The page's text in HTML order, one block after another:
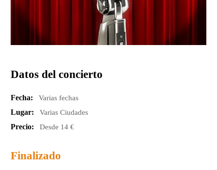
Datos del concierto
Fecha: Varias fechas
Lugar: Varias Ciudades
Precio: Desde 14 €
Finalizado